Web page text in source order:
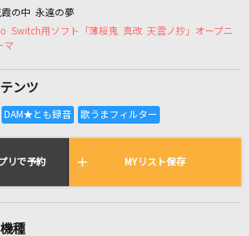
カラオケリクエスト
全国りれき
タイムで歌われている曲の一覧
Strong
霞の中 永遠の夢
Switch用ソフト「薄桜鬼 真改 天雲ノ抄」オープニ
マ
ンツ
リで予約 MYリスト保存
種